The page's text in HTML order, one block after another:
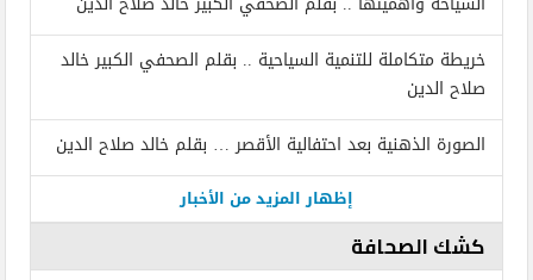
خريطة متكاملة للتنمية السياحية .. بقلم الصحفي الكبير خالد
صلاح الدين
الصورة الذهنية بعد احتفالية الأقصر … بقلم خالد صلاح الدين
إظهار المزيد من الأخبار
كشك الصحافة